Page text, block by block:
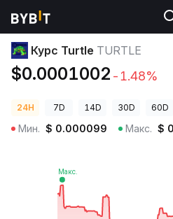
Цены криптовалют Курс Turtle
Курс Turtle TURTLE
$0.0001002 -1.48%
24H 7D 14D 30D 60D
Мин. $ 0.000099 Макс. $